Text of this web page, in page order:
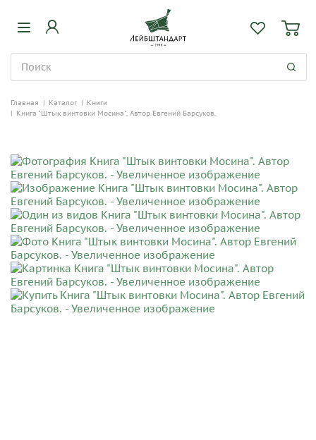
Главная | Каталог | Книги
| Книга "Штык винтовки Мосина". Автор Евгений Барсуков.